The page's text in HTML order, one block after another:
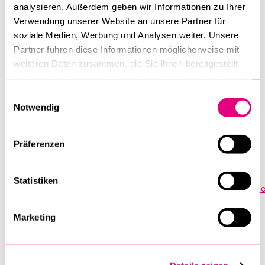
analysieren. Außerdem geben wir Informationen zu Ihrer
Verwendung unserer Website an unsere Partner für
soziale Medien, Werbung und Analysen weiter. Unsere
Partner führen diese Informationen möglicherweise mit
weiteren Daten zusammen, die Sie ihnen bereitgestellt
Notwendig
Präferenzen
Statistiken
Marketing
Weisungen zur Durchführung von Vorlesungsprüfungen
Leitfaden wissenschaftliches Schreiben
Merkblatt Plagiate
Empfehlungen der KSF zum Umgang mit künstlicher
https://www.unilu.ch/fileadmin/fakultaeten/ksf/Dekanat/dok/
Hinweise zur Weiterverwendung von Seminararbeiten und